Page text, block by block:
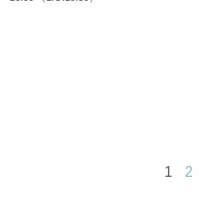
1 2